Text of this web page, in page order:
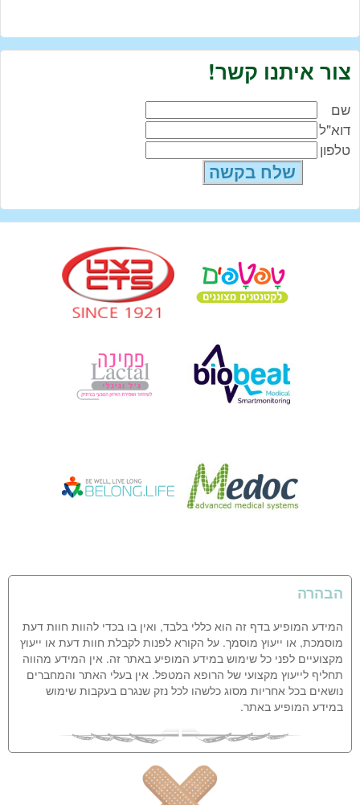
צור איתנו קשר!
שם
דוא"ל
טלפון
הבהרה
המידע המופיע בדף זה הוא כללי בלבד, ואין בו בכדי להוות חוות דעת
מוסמכת, או ייעוץ מוסמך. על הקורא לפנות לקבלת חוות דעת או ייעוץ
מקצועיים לפני כל שימוש במידע המופיע באתר זה. אין המידע מהווה
תחליף לייעוץ מקצועי של הרופא המטפל. אין בעלי האתר והמחברים
נושאים בכל אחריות מסוג כלשהו לכל נזק שנגרם בעקבות שימוש
במידע המופיע באתר.